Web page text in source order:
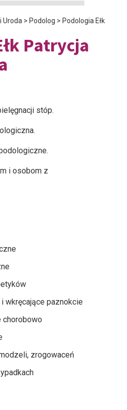
Uroda > Podolog > Podologia Ełk
Patrycja
stóp.
i osobom z
wkręcające paznokcie
chorobowo
zrogowaceń